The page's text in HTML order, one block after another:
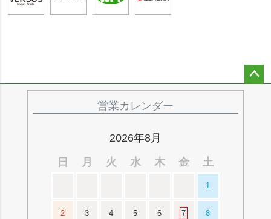
営業カレンダー
2026年8月
日
月 火 水 木 金 土
1
2 3 4 5 6 7 8